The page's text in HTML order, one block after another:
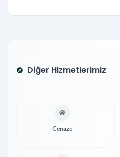
explore Diğer Hizmetlerimiz
Cenaze